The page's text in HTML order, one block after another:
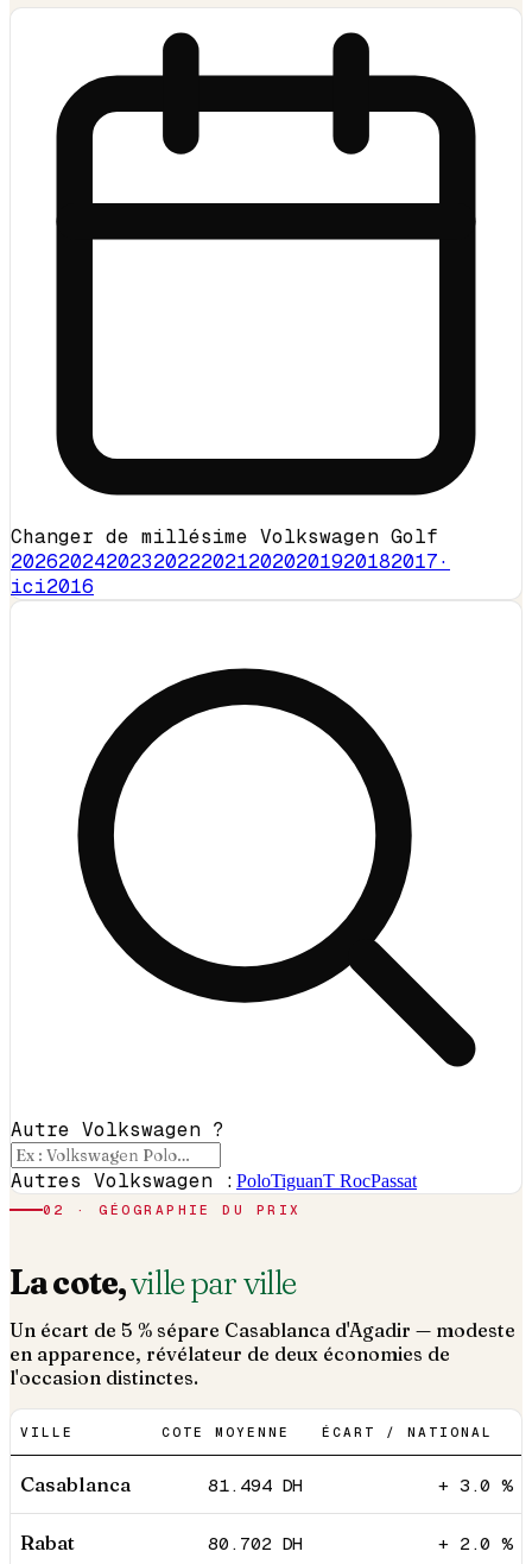
Changer de millésime Volkswagen Golf
202620242023202220212020201920182017·
ici2016
Autre Volkswagen ?
Autres Volkswagen : PoloTiguanT RocPassat
02 · GÉOGRAPHIE DU PRIX
La cote,ville par ville
Un écart de 5 % sépare Casablanca d'Agadir — modeste
en apparence, révélateur de deux économies de
l'occasion distinctes.
VILLE COTE MOYENNE ÉCART / NATIONAL
Casablanca 81.494DH + 3.0 %
Rabat 80.702 DH + 2.0 %